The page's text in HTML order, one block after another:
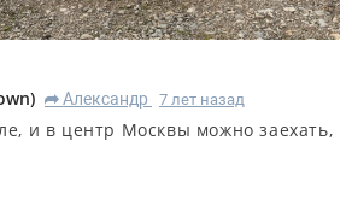
) R Александр 7 лет назад
и в центр Москвы можно заехать,